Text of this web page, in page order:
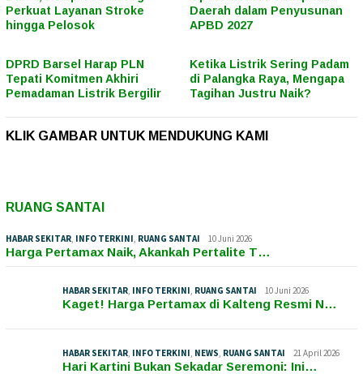
Perkuat Layanan Stroke
hingga Pelosok
Daerah dalam Penyusunan
APBD 2027
DPRD Barsel Harap PLN
Tepati Komitmen Akhiri
Pemadaman Listrik Bergilir
Ketika Listrik Sering Padam
di Palangka Raya, Mengapa
Tagihan Justru Naik?
KLIK GAMBAR UNTUK MENDUKUNG KAMI
RUANG SANTAI
HABAR SEKITAR, INFO TERKINI, RUANG SANTAI 10 Juni 2026
Harga Pertamax Naik, Akankah Pertalite T…
HABAR SEKITAR, INFO TERKINI, RUANG SANTAI 10 Juni 2026
Kaget! Harga Pertamax di Kalteng Resmi N…
HABAR SEKITAR, INFO TERKINI, NEWS, RUANG SANTAI 21 April 2026
Hari Kartini Bukan Sekadar Seremoni: Ini…